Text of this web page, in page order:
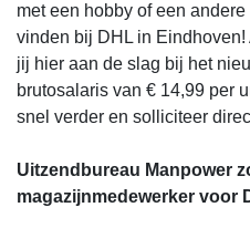
met een hobby of een
vinden bij DHL in
jij hier aan de slag bij het
brutosalaris van € 14,99 per
snel verder en solliciteer
Uitzendbureau Manpower
magazijnmedewerker voor